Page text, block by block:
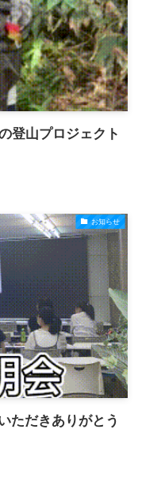
登山プロジェクト
お知らせ
ただきありがとう